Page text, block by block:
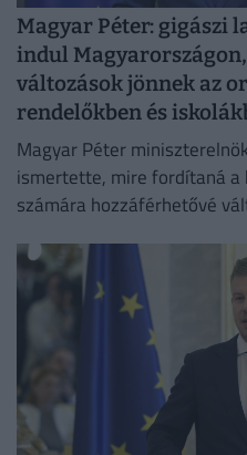
Magyar Péter: gigászi
indul
változások jönnek az
rendelőkben és
Magyar Péter
ismertette, mire fordítaná a
számára hozzáférhetővé